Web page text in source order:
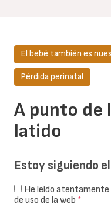
A punto de
latido
El bebé también es
Pérdida perinatal
Estoy siguiendo
He leído atentamente
de uso de la web *